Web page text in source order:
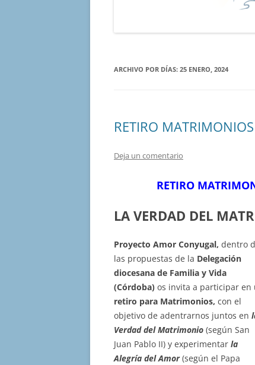
ARCHIVO POR DÍAS: 25 ENERO, 2024
RETIRO
Deja un comentario
RETIRO
LA VERDAD DEL
Proyecto Amor Conyugal, dentro
las propuestas de la Delegación
diocesana de Familia y Vida
(Córdoba) os invita a participar en
retiro para Matrimonios, con el
objetivo de adentrarnos juntos en
Verdad del Matrimonio (según San
Juan Pablo II) y experimentar la
Alegría del Amor(según el Papa